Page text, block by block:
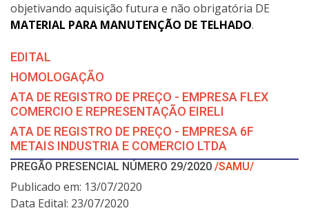
objetivando aquisição futura e não obrigatória DE
MATERIAL PARA MANUTENÇÃO DE TELHADO.
EDITAL
HOMOLOGAÇÃO
ATA DE REGISTRO DE PREÇO - EMPRESA FLEX
COMERCIO E REPRESENTAÇÃO EIRELI
ATA DE REGISTRO DE PREÇO - EMPRESA 6F
METAIS INDUSTRIA E COMERCIO LTDA
PREGÃO PRESENCIAL NÚMERO 29/2020 /SAMU/
Publicado em: 13/07/2020
Data Edital: 23/07/2020